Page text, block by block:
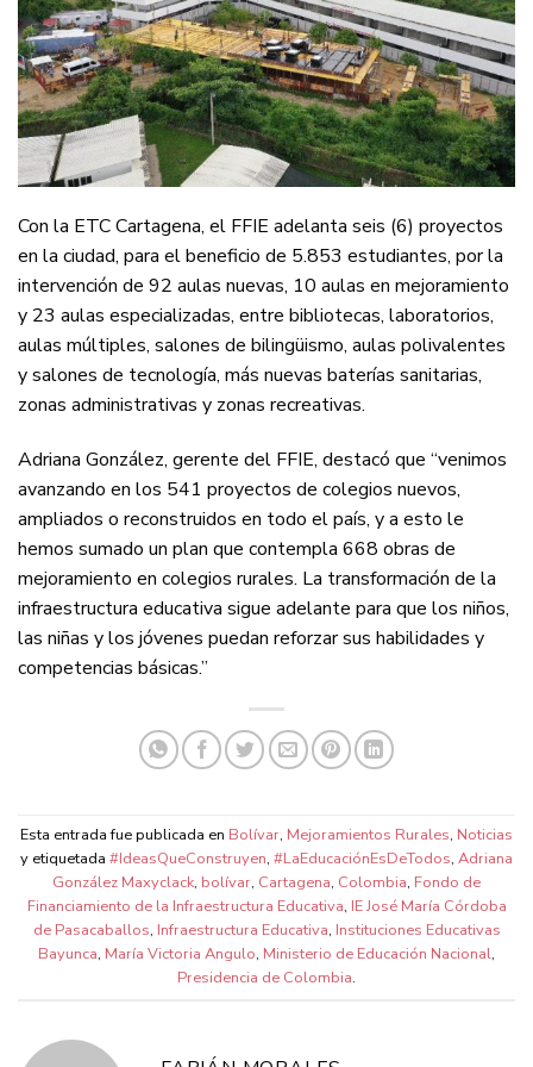
Con la ETC Cartagena, el FFIE adelanta seis (6) proyectos
en la ciudad, para el beneficio de 5.853 estudiantes, por la
intervención de 92 aulas nuevas, 10 aulas en mejoramiento
y 23 aulas especializadas, entre bibliotecas, laboratorios,
aulas múltiples, salones de bilingüismo, aulas polivalentes
y salones de tecnología, más nuevas baterías sanitarias,
zonas administrativas y zonas recreativas.
Adriana González, gerente del FFIE, destacó que “venimos
avanzando en los 541 proyectos de colegios nuevos,
ampliados o reconstruidos en todo el país, y a esto le
hemos sumado un plan que contempla 668 obras de
mejoramiento en colegios rurales. La transformación de la
infraestructura educativa sigue adelante para que los niños,
las niñas y los jóvenes puedan reforzar sus habilidades y
competencias básicas.”
Esta entrada fue publicada en Bolívar, Mejoramientos Rurales, Noticias
y etiquetada #IdeasQueConstruyen, #LaEducaciónEsDeTodos, Adriana
González Maxyclack, bolívar, Cartagena, Colombia, Fondo de
Financiamiento de la Infraestructura Educativa, IE José María Córdoba
de Pasacaballos, Infraestructura Educativa, Instituciones Educativas
Bayunca, María Victoria Angulo, Ministerio de Educación Nacional,
Presidencia de Colombia.